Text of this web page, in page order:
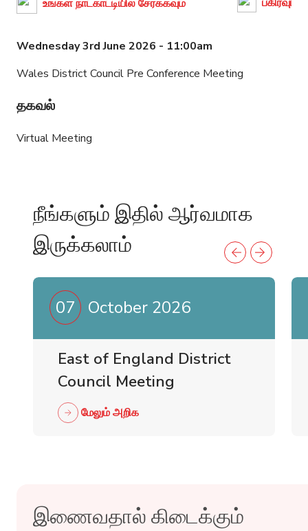
உங்கள் நாட்காட்டியில் சேர்க்கவும்
Wednesday 3rd June 2026 - 11:00am
Wales District Council Pre Conference Meeting
தகவல்
Virtual Meeting
நீங்களும் இதில் ஆர்வமாக
இருக்கலாம்
07 October 2026
East of England District
Council Meeting
மேலும் அறிக
இணைவதால் கிடைக்கும்